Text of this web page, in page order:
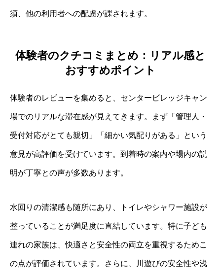
須、他の利用者への配慮が課されます。
体験者のクチコミまとめ：リアル感と
おすすめポイント
体験者のレビューを集めると、センタービレッジキャン
場でのリアルな滞在感が見えてきます。まず「管理人・
受付対応がとても親切」「細かい気配りがある」という
意見が高評価を受けています。到着時の案内や場内の説
明が丁寧との声が多数あります。
水回りの清潔感も随所にあり、トイレやシャワー施設が
整っていることが満足度に直結しています。特に子ども
連れの家族は、快適さと安全性の両立を重視するためこ
の点が評価されています。さらに、川遊びの安全性や浅